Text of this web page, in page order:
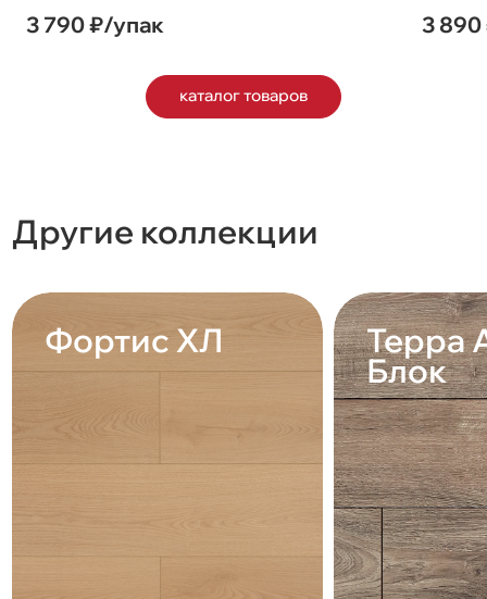
3 790 ₽/упак 3
каталог товаров
Другие коллекции
Фортис ХЛ Терра
Блок